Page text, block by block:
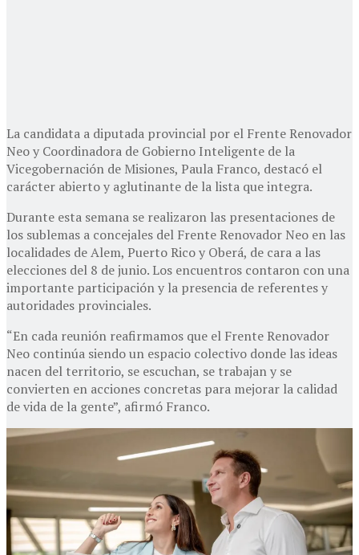
La candidata a diputada provincial por el Frente Renovador
Neo y Coordinadora de Gobierno Inteligente de la
Vicegobernación de Misiones, Paula Franco, destacó el
carácter abierto y aglutinante de la lista que integra.
Durante esta semana se realizaron las presentaciones de
los sublemas a concejales del Frente Renovador Neo en las
localidades de Alem, Puerto Rico y Oberá, de cara a las
elecciones del 8 de junio. Los encuentros contaron con una
importante participación y la presencia de referentes y
autoridades provinciales.
“En cada reunión reafirmamos que el Frente Renovador
Neo continúa siendo un espacio colectivo donde las ideas
nacen del territorio, se escuchan, se trabajan y se
convierten en acciones concretas para mejorar la calidad
de vida de la gente”, afirmó Franco.